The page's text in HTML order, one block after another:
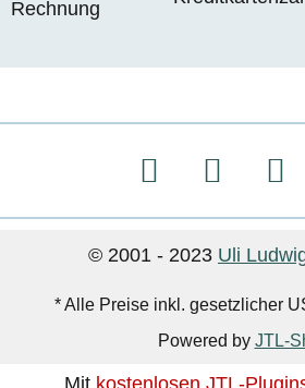
© 2001 - 2023 Uli
* Alle Preise inkl. gesetzlicher
Powered by JTL-